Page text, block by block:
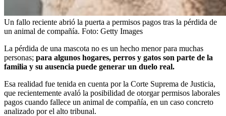
Un fallo reciente abrió la puerta a permisos pagos tras la pérdida de
un animal de compañía. Foto: Getty Images
La pérdida de una mascota no es un hecho menor para muchas
personas; para algunos hogares, perros y gatos son parte de la
familia y su ausencia puede generar un duelo real.
Esa realidad fue tenida en cuenta por la Corte Suprema de Justicia,
que recientemente avaló la posibilidad de otorgar permisos laborales
pagos cuando fallece un animal de compañía, en un caso concreto
analizado por el alto tribunal.